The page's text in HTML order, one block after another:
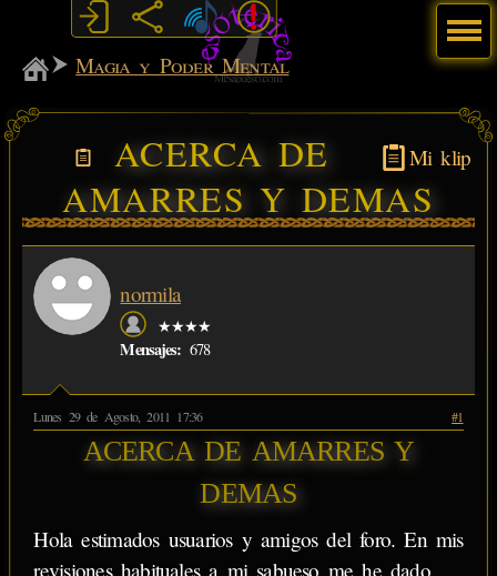
MiSabueso
Magia y Poder Mental
Mi klip
ACERCA DE
AMARRES Y DEMAS
normila
★★★★
Mensajes: 678
Lunes 29 de Agosto, 2011 17:36 #1
ACERCA DE AMARRES Y
DEMAS
Hola estimados usuarios y amigos del foro. En mis
revisiones habituales a mi sabueso me he dado
Menú